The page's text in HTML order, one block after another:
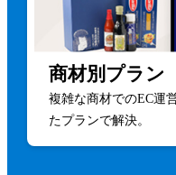
商材別プラン
複雑な商材でのEC運
たプランで解決。